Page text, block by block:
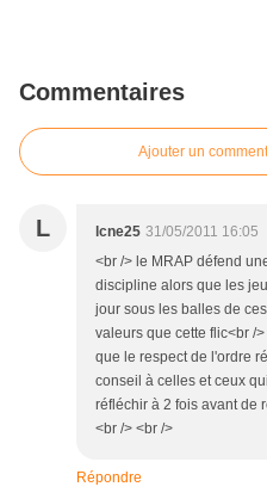
Commentaires
Ajouter un
L lcne25 31/05/2011 16:05
<br /> le MRAP défend
discipline alors que les
jour sous les balles de
valeurs que cette flic<br /
que le respect de l'ordre
conseil à celles et ceux
réfléchir à 2 fois avant de
<br /> <br />
Répondre